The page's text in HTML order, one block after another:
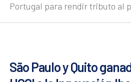
Portugal para rendir tributo al
São Paulo y Quito